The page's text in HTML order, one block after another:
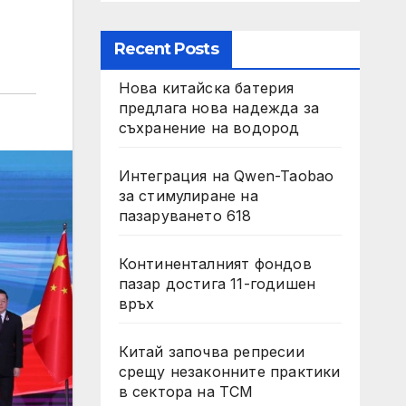
Recent Posts
Нова китайска батерия
предлага нова надежда за
съхранение на водород
Интеграция на Qwen-Taobao
за стимулиране на
пазаруването 618
Континенталният фондов
пазар достига 11-годишен
връх
Китай започва репресии
срещу незаконните практики
в сектора на TCM